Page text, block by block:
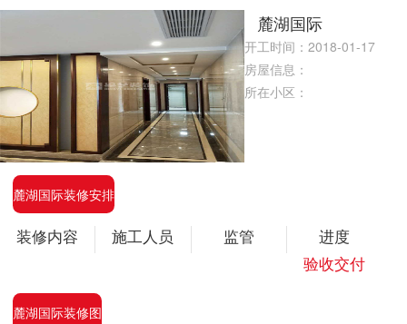
麓湖国际
开工时间：2018-01-17
房屋信息：
所在小区：
麓湖国际装修安排
装修内容 施工人员 监管
进度
验收交付
麓湖国际装修图